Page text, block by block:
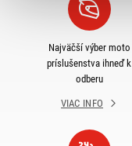
Najväčší výber moto
príslušenstva ihneď k
odberu
VIAC INFO